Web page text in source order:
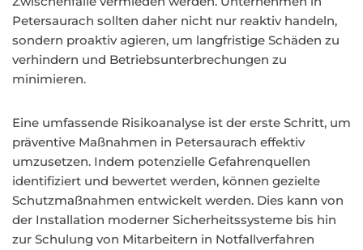
Petersaurach sollten daher nicht nur reaktiv handeln,
sondern proaktiv agieren, um langfristige Schäden zu
verhindern und Betriebsunterbrechungen zu
minimieren.
Eine umfassende Risikoanalyse ist der erste Schritt, um
präventive Maßnahmen in Petersaurach effektiv
umzusetzen. Indem potenzielle Gefahrenquellen
identifiziert und bewertet werden, können gezielte
Schutzmaßnahmen entwickelt werden. Dies kann von
der Installation moderner Sicherheitssysteme bis hin
zur Schulung von Mitarbeitern in Notfallverfahren